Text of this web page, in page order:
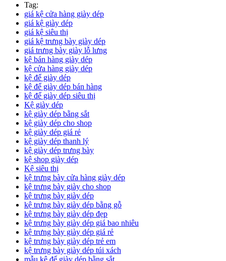
Tag:
giá kệ cửa hàng giày dép
giá kệ giày dép
giá kệ siêu thị
giá kệ trưng bày giày dép
giá trưng bày giày lỗ lưng
kệ bán hàng giày dép
kệ cửa hàng giày dép
kệ để giày dép
kệ để giày dép bán hàng
kệ để giày dép siêu thị
Kệ giày dép
kệ giày dép bằng sắt
kệ giày dép cho shop
kệ giày dép giá rẻ
kệ giày dép thanh lý
kệ giày dép trưng bày
kệ shop giày dép
Kệ siêu thị
kệ trưng bày cửa hàng giày dép
kệ trưng bày giày cho shop
kệ trưng bày giày dép
kệ trưng bày giày dép bằng gỗ
kệ trưng bày giày dép đẹp
kệ trưng bày giày dép giá bao nhiêu
kệ trưng bày giày dép giá rẻ
kệ trưng bày giày dép trẻ em
kệ trưng bày giày dép túi xách